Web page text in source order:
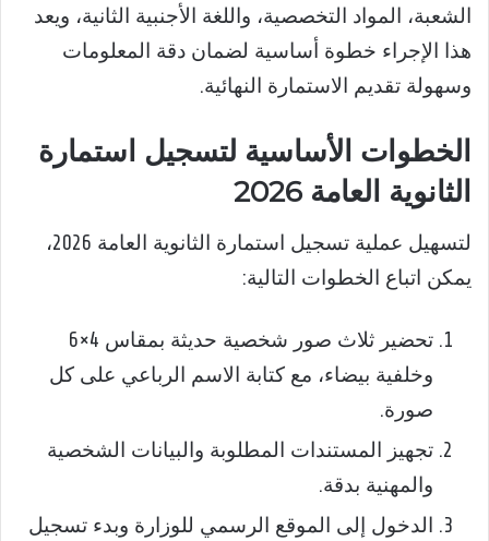
الشعبة، المواد التخصصية، واللغة الأجنبية الثانية، ويعد
هذا الإجراء خطوة أساسية لضمان دقة المعلومات
وسهولة تقديم الاستمارة النهائية.
الخطوات الأساسية لتسجيل استمارة
الثانوية العامة 2026
لتسهيل عملية تسجيل استمارة الثانوية العامة 2026،
يمكن اتباع الخطوات التالية:
تحضير ثلاث صور شخصية حديثة بمقاس 4×6
وخلفية بيضاء، مع كتابة الاسم الرباعي على كل
صورة.
تجهيز المستندات المطلوبة والبيانات الشخصية
والمهنية بدقة.
الدخول إلى الموقع الرسمي للوزارة وبدء تسجيل